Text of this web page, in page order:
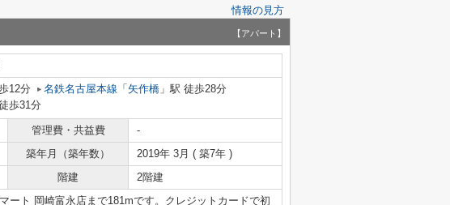
情報の見方
【アパート】
12分 名鉄名古屋本線 「 矢作橋 」駅 徒歩28分
歩31分
管理費・共益費
-
築年月（築年数）
2019年 3月 ( 築7年 )
階建 2階建
ート 岡崎富永店まで181mです。クレジットカードで初